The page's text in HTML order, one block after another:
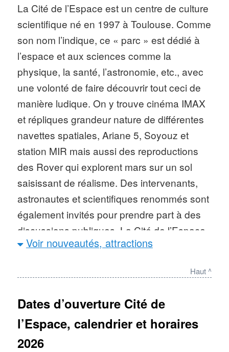
La Cité de l’Espace est un centre de culture
scientifique né en 1997 à Toulouse. Comme
son nom l’indique, ce « parc » est dédié à
l’espace et aux sciences comme la
physique, la santé, l’astronomie, etc., avec
une volonté de faire découvrir tout ceci de
manière ludique. On y trouve cinéma IMAX
et répliques grandeur nature de différentes
navettes spatiales, Ariane 5, Soyouz et
station MIR mais aussi des reproductions
des Rover qui explorent mars sur un sol
saisissant de réalisme. Des intervenants,
astronautes et scientifiques renommés sont
également invités pour prendre part à des
discussions publiques. La Cité de l’Espace
est un parc à thème unique en son genre,
pour les adultes et les enfants. Prévoir 6 à
d’expositions et des 4 hectares de jardins
scientifiques.
Voir nouveautés, attractions
Haut ^
Dates d’ouverture Cité de
l’Espace, calendrier et horaires
2026